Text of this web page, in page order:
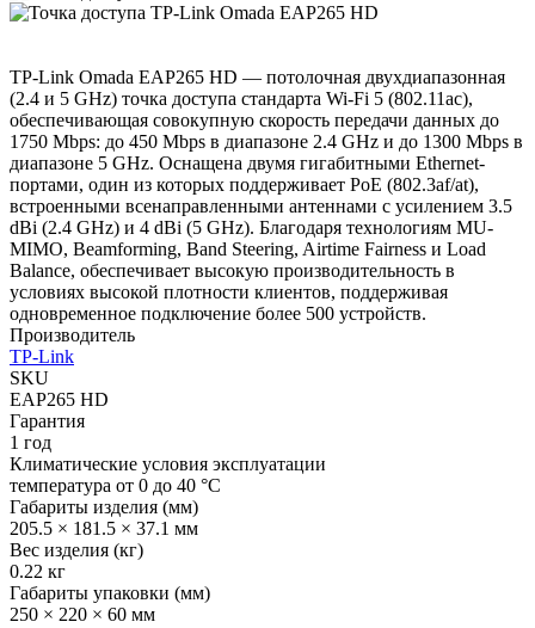
TP-Link Omada EAP265 HD — потолочная двухдиапазонная
(2.4 и 5 GHz) точка доступа стандарта Wi-Fi 5 (802.11ac),
обеспечивающая совокупную скорость передачи данных до
1750 Mbps: до 450 Mbps в диапазоне 2.4 GHz и до 1300 Mbps в
диапазоне 5 GHz. Оснащена двумя гигабитными Ethernet-
портами, один из которых поддерживает PoE (802.3af/at),
встроенными всенаправленными антеннами с усилением 3.5
dBi (2.4 GHz) и 4 dBi (5 GHz). Благодаря технологиям MU-
MIMO, Beamforming, Band Steering, Airtime Fairness и Load
Balance, обеспечивает высокую производительность в
условиях высокой плотности клиентов, поддерживая
одновременное подключение более 500 устройств.
Производитель
TP-Link
SKU
EAP265 HD
Гарантия
1 год
Климатические условия эксплуатации
температура от 0 до 40 °C
Габариты изделия (мм)
205.5 × 181.5 × 37.1 мм
Вес изделия (кг)
0.22 кг
Габариты упаковки (мм)
250 × 220 × 60 мм